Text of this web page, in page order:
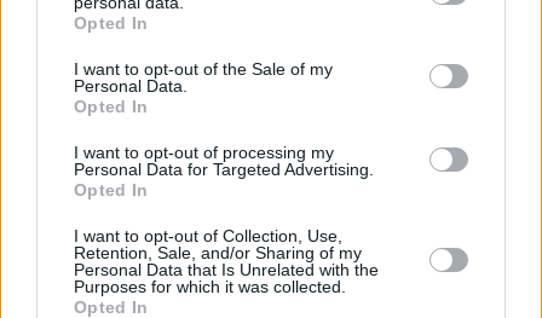
grant or deny consent to Google and its third-party tags to
use your data for below specified purposes in below Google
consent section.
Opted In
I want to opt-out of the Sale of my
Personal Data.
Opted In
I want to opt-out of processing my
Personal Data for Targeted Advertising.
Opted In
I want to opt-out of Collection, Use,
Retention, Sale, and/or Sharing of my
Personal Data that Is Unrelated with the
Purposes for which it was collected.
Opted In